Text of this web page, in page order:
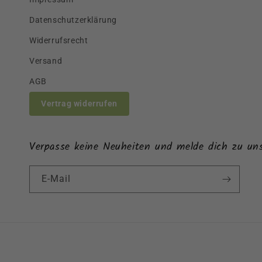
Datenschutzerklärung
Widerrufsrecht
Versand
AGB
Vertrag widerrufen
Verpasse keine Neuheiten und melde dich zu
E-Mail